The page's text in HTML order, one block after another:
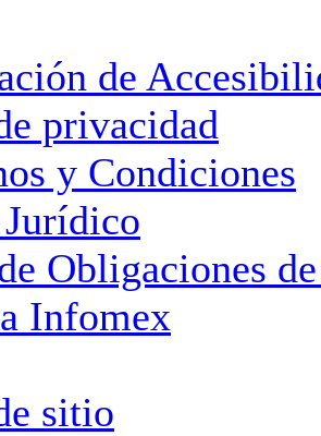
de
privacidad
y Condiciones
Obligaciones
Infomex
sitio